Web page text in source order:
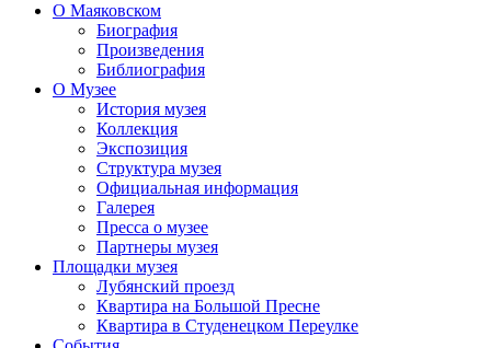
О Маяковском
Биография
Произведения
Библиография
О Музее
История музея
Коллекция
Экспозиция
Структура музея
Официальная информация
Галерея
Пресса о музее
Партнеры музея
Площадки музея
Лубянский проезд
Квартира на Большой Пресне
Квартира в Студенецком Переулке